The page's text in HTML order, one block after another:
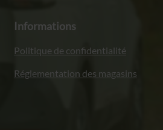
Informations
Politique de confidentialité
Réglementation des magasins